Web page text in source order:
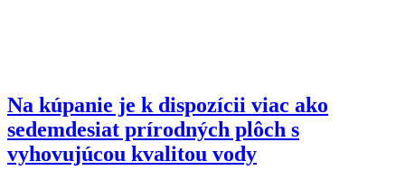
Na kúpanie je k dispozícii viac ako
sedemdesiat prírodných plôch s
vyhovujúcou kvalitou vody